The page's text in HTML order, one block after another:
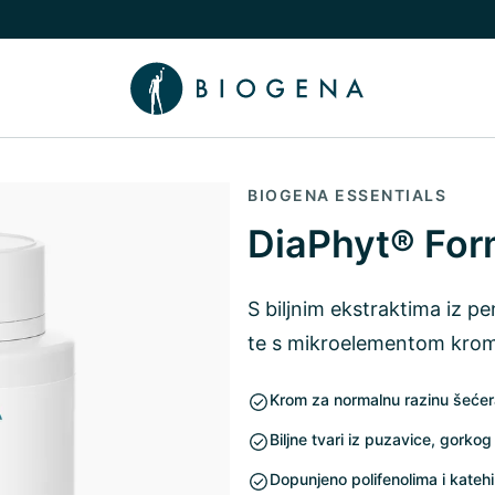
podizbornik
isključi Znanje podizbornik
BIOGENA ESSENTIALS
DiaPhyt®
S biljnim ekstraktima iz
te s mikroelementom
Krom za normalnu razinu
Biljne tvari iz puzavice,
Dopunjeno polifenolima i